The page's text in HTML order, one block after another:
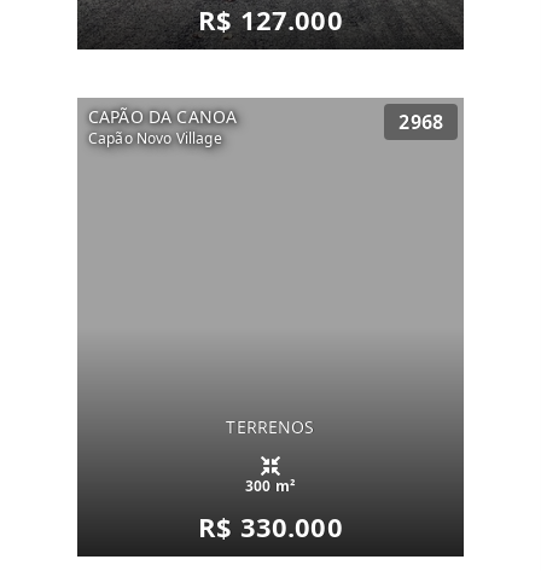
R$ 127.000
CAPÃO DA CANOA
Capão Novo Village
2968
TERRENOS
300 m²
R$ 330.000